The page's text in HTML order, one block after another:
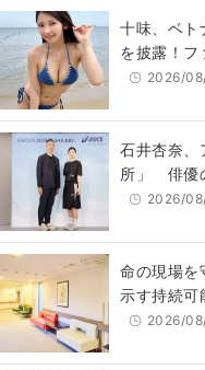
十味、ベト
を披露！
2026/
石井杏奈、
所」 俳優
2026/
命の現場を
示す持続可
2026/